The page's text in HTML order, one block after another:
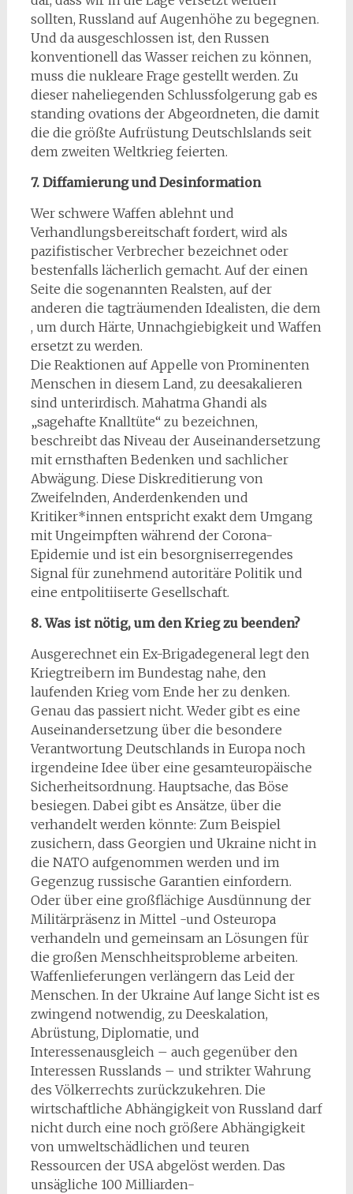
sollten, Russland auf Augenhöhe zu begegnen.
Und da ausgeschlossen ist, den Russen
konventionell das Wasser reichen zu können,
muss die nukleare Frage gestellt werden. Zu
dieser naheliegenden Schlussfolgerung gab es
standing ovations der Abgeordneten, die damit
die die größte Aufrüstung Deutschlslands seit
dem zweiten Weltkrieg feierten.
7. Diffamierung und Desinformation
Wer schwere Waffen ablehnt und
Verhandlungsbereitschaft fordert, wird als
pazifistischer Verbrecher bezeichnet oder
bestenfalls lächerlich gemacht. Auf der einen
Seite die sogenannten Realsten, auf der
anderen die tagträumenden Idealisten, die dem
, um durch Härte, Unnachgiebigkeit und Waffen
ersetzt zu werden.
Die Reaktionen auf Appelle von Prominenten
Menschen in diesem Land, zu deesakalieren
sind unterirdisch. Mahatma Ghandi als
„sagehafte Knalltüte“ zu bezeichnen,
beschreibt das Niveau der Auseinandersetzung
mit ernsthaften Bedenken und sachlicher
Abwägung. Diese Diskreditierung von
Zweifelnden, Anderdenkenden und
Kritiker*innen entspricht exakt dem Umgang
mit Ungeimpften während der Corona-
Epidemie und ist ein besorgniserregendes
Signal für zunehmend autoritäre Politik und
eine entpolitiiserte Gesellschaft.
8. Was ist nötig, um den Krieg zu beenden?
Ausgerechnet ein Ex-Brigadegeneral legt den
Kriegtreibern im Bundestag nahe, den
laufenden Krieg vom Ende her zu denken.
Genau das passiert nicht. Weder gibt es eine
Auseinandersetzung über die besondere
Verantwortung Deutschlands in Europa noch
irgendeine Idee über eine gesamteuropäische
Sicherheitsordnung. Hauptsache, das Böse
besiegen. Dabei gibt es Ansätze, über die
verhandelt werden könnte: Zum Beispiel
zusichern, dass Georgien und Ukraine nicht in
die NATO aufgenommen werden und im
Gegenzug russische Garantien einfordern.
Oder über eine großflächige Ausdünnung der
Militärpräsenz in Mittel -und Osteuropa
verhandeln und gemeinsam an Lösungen für
die großen Menschheitsprobleme arbeiten.
Waffenlieferungen verlängern das Leid der
Menschen. In der Ukraine Auf lange Sicht ist es
zwingend notwendig, zu Deeskalation,
Abrüstung, Diplomatie, und
Interessenausgleich – auch gegenüber den
Interessen Russlands – und strikter Wahrung
des Völkerrechts zurückzukehren. Die
wirtschaftliche Abhängigkeit von Russland darf
nicht durch eine noch größere Abhängigkeit
von umweltschädlichen und teuren
Ressourcen der USA abgelöst werden. Das
unsägliche 100 Milliarden-